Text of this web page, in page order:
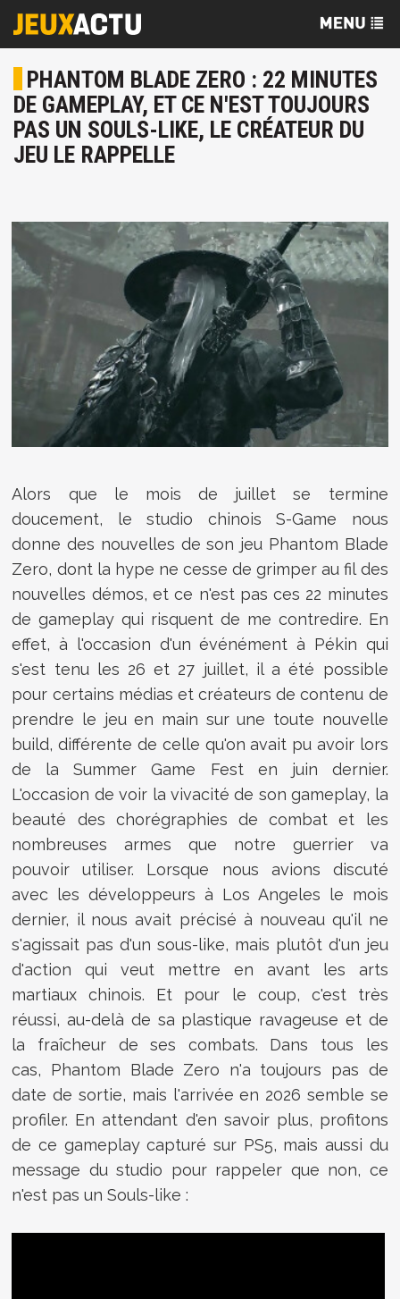
PHANTOM BLADE ZERO : 22 MINUTES
DE GAMEPLAY, ET CE N'EST TOUJOURS
PAS UN SOULS-LIKE, LE CRÉATEUR DU
JEU LE RAPPELLE
Alors que le mois de juillet se termine
doucement, le studio chinois S-Game nous
donne des nouvelles de son jeu Phantom Blade
Zero, dont la hype ne cesse de grimper au fil des
nouvelles démos, et ce n'est pas ces 22 minutes
de gameplay qui risquent de me contredire. En
effet, à l'occasion d'un événément à Pékin qui
s'est tenu les 26 et 27 juillet, il a été possible
pour certains médias et créateurs de contenu de
prendre le jeu en main sur une toute nouvelle
build, différente de celle qu'on avait pu avoir lors
de la Summer Game Fest en juin dernier.
L'occasion de voir la vivacité de son gameplay, la
beauté des chorégraphies de combat et les
nombreuses armes que notre guerrier va
pouvoir utiliser. Lorsque nous avions discuté
avec les développeurs à Los Angeles le mois
dernier, il nous avait précisé à nouveau qu'il ne
s'agissait pas d'un sous-like, mais plutôt d'un jeu
d'action qui veut mettre en avant les arts
martiaux chinois. Et pour le coup, c'est très
réussi, au-delà de sa plastique ravageuse et de
la fraîcheur de ses combats. Dans tous les
cas, Phantom Blade Zero n'a toujours pas de
date de sortie, mais l'arrivée en 2026 semble se
profiler. En attendant d'en savoir plus, profitons
de ce gameplay capturé sur PS5, mais aussi du
message du studio pour rappeler que non, ce
n'est pas un Souls-like :